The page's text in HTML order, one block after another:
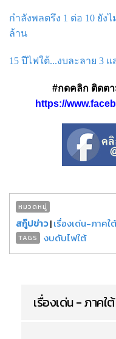
กำลังพลตรึง 1 ต่อ 10 ยัง
ล้าน
15 ปีไฟใต้...งบละลาย 3
#กดคลิก ติดต
https://
หมวดหมู่
สกู๊ปข่าว|เรื่องเด่น-ภาคใต้
TAGS งบดับไฟใต้
เรื่องเด่น - ภาคใต้